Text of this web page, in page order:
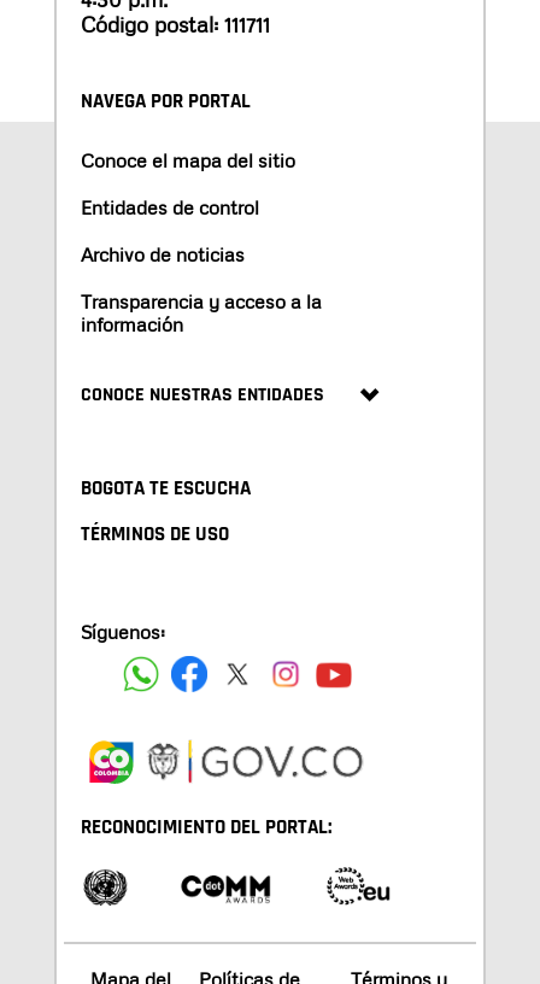
Código postal: 111711
NAVEGA POR PORTAL
Conoce el mapa del sitio
Entidades de control
Archivo de noticias
Transparencia y acceso a la
información
CONOCE NUESTRAS ENTIDADES
BOGOTA TE ESCUCHA
TÉRMINOS DE USO
Síguenos:
RECONOCIMIENTO DEL PORTAL:
Mapa del Políticas de Términos y